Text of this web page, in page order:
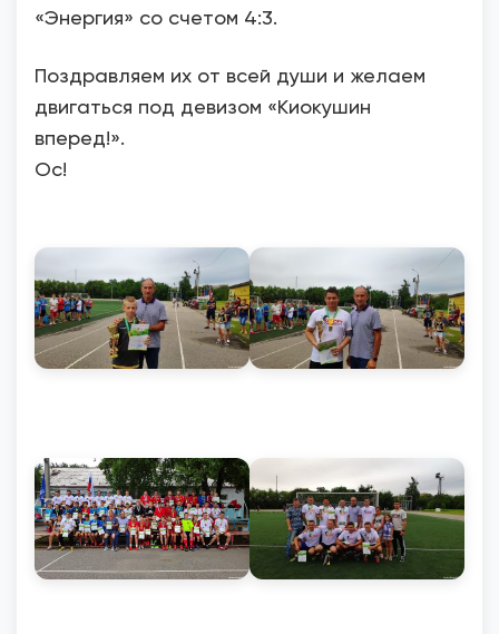
«Энергия» со счетом 4:3.
Поздравляем их от всей души и желаем
двигаться под девизом «Киокушин
вперед!».
Ос!